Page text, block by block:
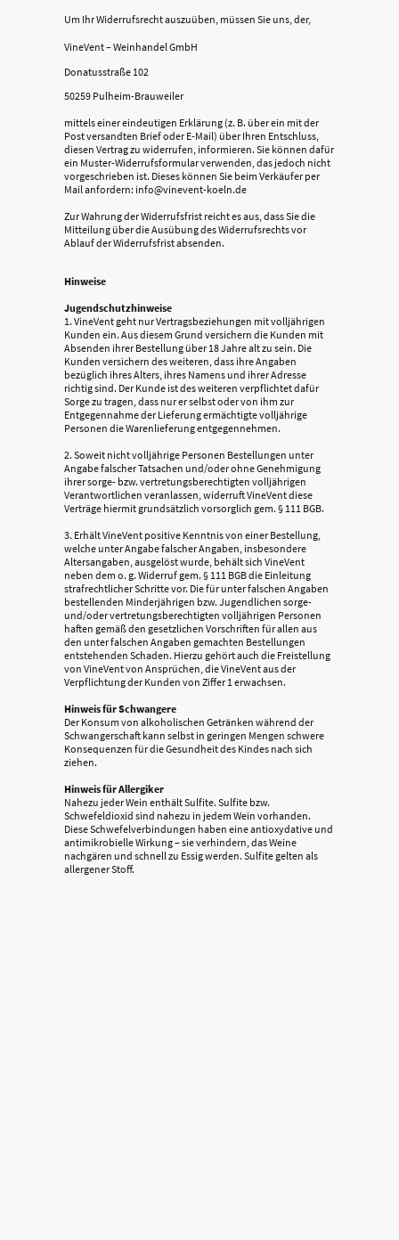
Um Ihr Widerrufsrecht auszuüben, müssen Sie uns, der,
VineVent – Weinhandel GmbH
Donatusstraße 102
50259 Pulheim-Brauweiler
mittels einer eindeutigen Erklärung (z. B. über ein mit der
Post versandten Brief oder E-Mail) über Ihren Entschluss,
diesen Vertrag zu widerrufen, informieren. Sie können dafür
ein Muster-Widerrufsformular verwenden, das jedoch nicht
vorgeschrieben ist. Dieses können Sie beim Verkäufer per
Mail anfordern: info@vinevent-koeln.de
Zur Wahrung der Widerrufsfrist reicht es aus, dass Sie die
Mitteilung über die Ausübung des Widerrufsrechts vor
Ablauf der Widerrufsfrist absenden.
Hinweise
Jugendschutzhinweise
1. VineVent geht nur Vertragsbeziehungen mit volljährigen
Kunden ein. Aus diesem Grund versichern die Kunden mit
Absenden ihrer Bestellung über 18 Jahre alt zu sein. Die
Kunden versichern des weiteren, dass ihre Angaben
bezüglich ihres Alters, ihres Namens und ihrer Adresse
richtig sind. Der Kunde ist des weiteren verpflichtet dafür
Sorge zu tragen, dass nur er selbst oder von ihm zur
Entgegennahme der Lieferung ermächtigte volljährige
Personen die Warenlieferung entgegennehmen.
2. Soweit nicht volljährige Personen Bestellungen unter
Angabe falscher Tatsachen und/oder ohne Genehmigung
ihrer sorge- bzw. vertretungsberechtigten volljährigen
Verantwortlichen veranlassen, widerruft VineVent diese
Verträge hiermit grundsätzlich vorsorglich gem. § 111 BGB.
3. Erhält VineVent positive Kenntnis von einer Bestellung,
welche unter Angabe falscher Angaben, insbesondere
Altersangaben, ausgelöst wurde, behält sich VineVent
neben dem o. g. Widerruf gem. § 111 BGB die Einleitung
strafrechtlicher Schritte vor. Die für unter falschen Angaben
bestellenden Minderjährigen bzw. Jugendlichen sorge-
und/oder vertretungsberechtigten volljährigen Personen
haften gemäß den gesetzlichen Vorschriften für allen aus
den unter falschen Angaben gemachten Bestellungen
entstehenden Schaden. Hierzu gehört auch die Freistellung
von VineVent von Ansprüchen, die VineVent aus der
Verpflichtung der Kunden von Ziffer 1 erwachsen.
Hinweis für Schwangere
Der Konsum von alkoholischen Getränken während der
Schwangerschaft kann selbst in geringen Mengen schwere
Konsequenzen für die Gesundheit des Kindes nach sich
ziehen.
Hinweis für Allergiker
Nahezu jeder Wein enthält Sulfite. Sulfite bzw.
Schwefeldioxid sind nahezu in jedem Wein vorhanden.
Diese Schwefelverbindungen haben eine antioxydative und
antimikrobielle Wirkung – sie verhindern, das Weine
nachgären und schnell zu Essig werden. Sulfite gelten als
allergener Stoff.